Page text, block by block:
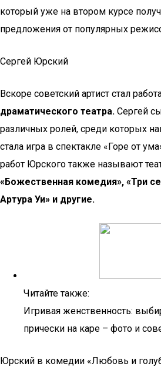
который уже на втором курсе
предложения от популярных
Сергей Юрский
Вскоре советский артист стал
драматического театра. Сергей
различных ролей, среди которых
стала игра в спектакле «Горе от
работ Юрского также называют
«Божественная комедия», «Три
Артура Уи» и другие.
Читайте также:
Игривая женственность:
прически на каре – фото и
Юрский в комедии «Любовь и